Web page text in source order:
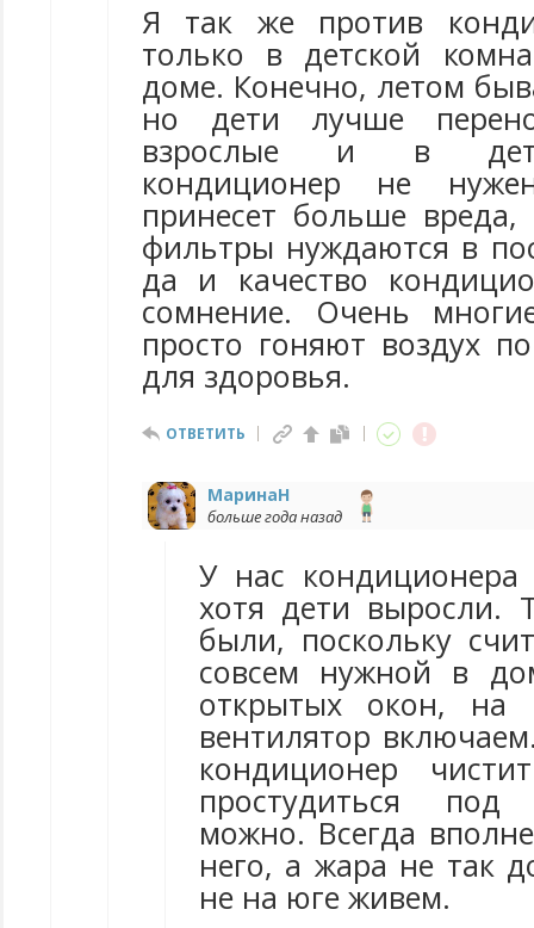
Я так же против
только в детской
доме. Конечно, летом
но дети лучше
взрослые и в
кондиционер не
принесет больше
фильтры нуждаются в
да и качество
сомнение. Очень
просто гоняют воздух
для здоровья.
ОТВЕТИТЬ
МаринаН
больше года назад
У нас
хотя дети выросли.
были, поскольку
совсем нужной в
открытых окон, на
вентилятор
кондиционер
простудиться
можно. Всегда
него, а жара не так
не на юге живем.